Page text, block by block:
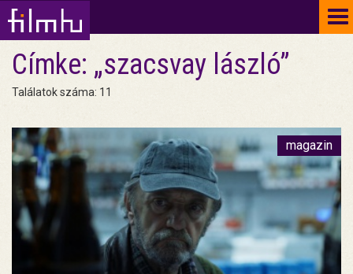
Címke: „szacsvay lászló”
Találatok száma: 11
magazin